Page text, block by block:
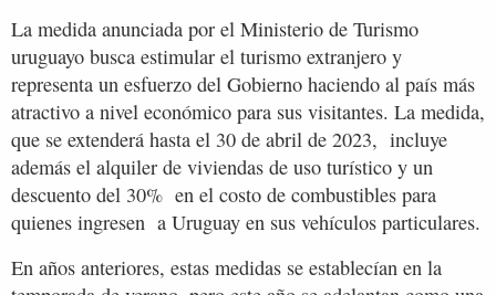
La medida anunciada por el Ministerio de Turismo
uruguayo busca estimular el turismo extranjero y
representa un esfuerzo del Gobierno haciendo al país más
atractivo a nivel económico para sus visitantes. La medida,
que se extenderá hasta el 30 de abril de 2023, incluye
además el alquiler de viviendas de uso turístico y un
descuento del 30% en el costo de combustibles para
quienes ingresen a Uruguay en sus vehículos particulares.
En años anteriores, estas medidas se establecían en la